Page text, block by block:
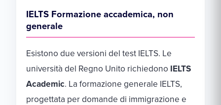
IELTS Formazione accademica, non
generale
Esistono due versioni del test IELTS. Le
università del Regno Unito richiedono IELTS
Academic. La formazione generale IELTS,
progettata per domande di immigrazione e